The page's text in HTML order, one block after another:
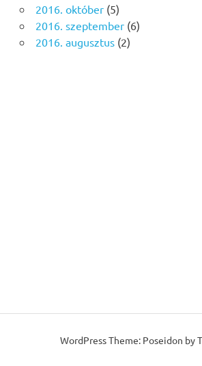
2016. október(5)
2016. szeptember(6)
2016. augusztus(2)
WordPress Theme: Poseidon by